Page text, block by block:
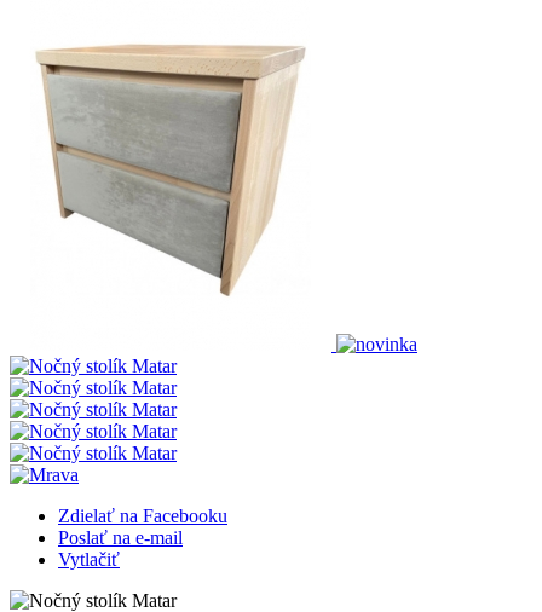
Zdielať na Facebooku
Poslať na e-mail
Vytlačiť